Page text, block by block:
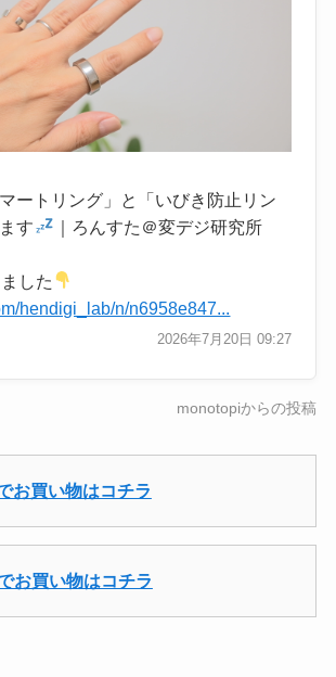
ートリング」と「いびき防止リン
す
｜ろんすた＠変デジ研究所
した
hendigi_lab/n/n6958e847...
2026年7月20日 09:27
monotopiからの投稿
お買い物はコチラ
お買い物はコチラ